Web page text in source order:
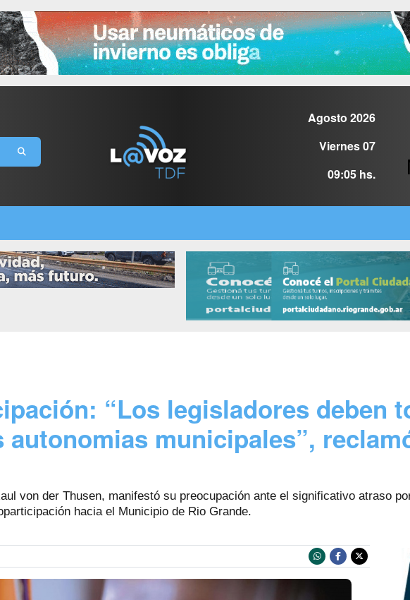
Agosto 2026
Viernes 07
09:05 hs.
“Los legisladores deben
municipales”,
von der Thusen, manifestó su preocupación ante el significativo atraso
hacia el Municipio de Rio Grande.